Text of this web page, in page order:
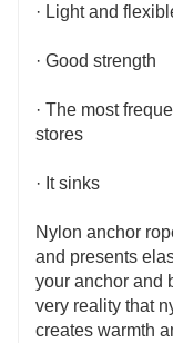
· Light and
· Good strength
· The most
stores
· It sinks
Nylon anchor
and presents
your anchor and
very reality that
creates warmth